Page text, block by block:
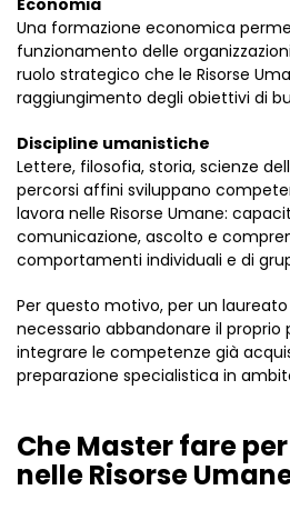
Una formazione economica
funzionamento delle
ruolo strategico che le Risorse
raggiungimento degli obiettivi di
Discipline umanistiche
Lettere, filosofia, storia, scienze
percorsi affini sviluppano
lavora nelle Risorse Umane:
comunicazione, ascolto e
comportamenti individuali e di
Per questo motivo, per un
necessario abbandonare il proprio
integrare le competenze già
preparazione specialistica in
Che Master fare
nelle Risorse